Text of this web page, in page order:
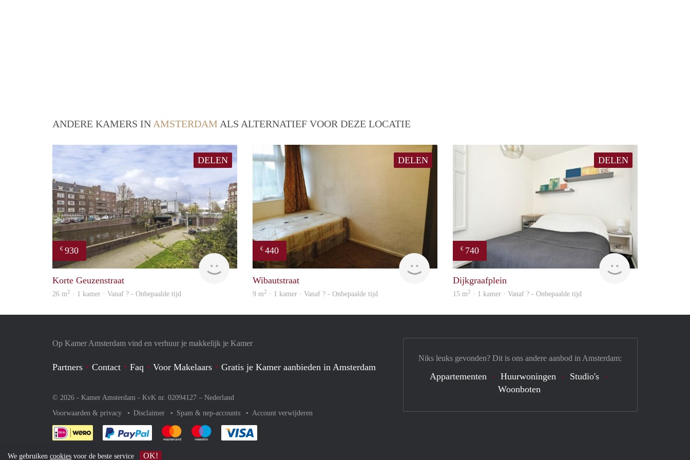
ANDERE KAMERS IN AMSTERDAM ALS ALTERNATIEF VOOR DEZE LOCATIE
DELEN
€ 930
rent
Korte Geuzenstraat
26 m2 · 1 kamer · Vanaf ? - Onbepaalde tijd
DELEN
€ 440
Wibautstraat
9 m2 · 1 kamer · Vanaf ? - Onbepaalde tijd
DELEN
€ 740
finder
Dijkgraafplein
15 m2 · 1 kamer · Vanaf ? - Onbepaalde tijd
Op Kamer Amsterdam vind en verhuur je makkelijk je Kamer
Partners Contact Faq Voor Makelaars Gratis je Kamer aanbieden in Amsterdam
© 2026 - Kamer Amsterdam - KvK nr. 02094127 – Nederland
Voorwaarden & privacy
Disclaimer Spam & nep-accounts Account verwijderen
Je rekent gemakkelijk af met Paypal
Je rekent gemakkelijk af met Mastercard
Je rekent gemakkelijk af met Meastro
Niks leuks gevonden? Dit is ons andere aanbod in Amsterdam:
Appartementen Huurwoningen
Studio's
Woonboten
We gebruiken cookies voor de beste service OK!